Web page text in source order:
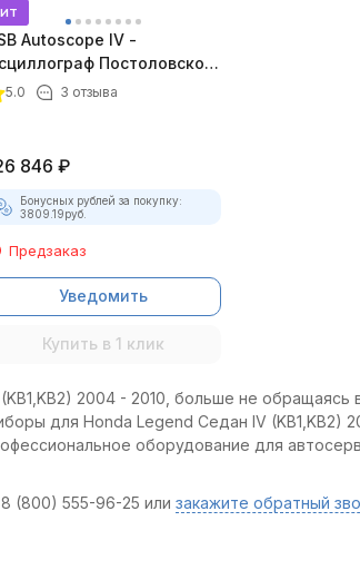
Autoscope IV -
Постоловского
комплект)
5.0 3 отзыва
846 ₽
Бонусных рублей за покупку:
3809.19руб.
Предзаказ
Уведомить
Купить в 1 клик
2004 - 2010, больше не обращаясь
для Honda Legend Седан IV (KB1,KB2)
оборудование для
(800) 555-96-25 или закажите обратный